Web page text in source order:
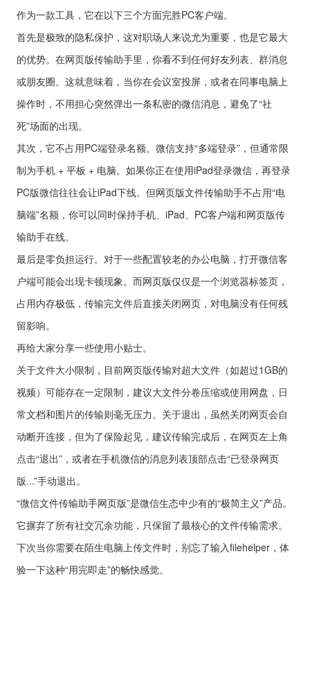
作为一款工具，它在以下三个方面完胜PC客户端。
首先是极致的隐私保护，这对职场人来说尤为重要，也是它最大
的优势。在网页版传输助手里，你看不到任何好友列表、群消息
或朋友圈。这就意味着，当你在会议室投屏，或者在同事电脑上
操作时，不用担心突然弹出一条私密的微信消息，避免了“社
死”场面的出现。
其次，它不占用PC端登录名额。微信支持“多端登录”，但通常限
制为手机 + 平板 + 电脑。如果你正在使用iPad登录微信，再登录
PC版微信往往会让iPad下线。但网页版文件传输助手不占用“电
脑端”名额，你可以同时保持手机、iPad、PC客户端和网页版传
输助手在线。
最后是零负担运行。对于一些配置较老的办公电脑，打开微信客
户端可能会出现卡顿现象。而网页版仅仅是一个浏览器标签页，
占用内存极低，传输完文件后直接关闭网页，对电脑没有任何残
留影响。
再给大家分享一些使用小贴士。
关于文件大小限制，目前网页版传输对超大文件（如超过1GB的
视频）可能存在一定限制，建议大文件分卷压缩或使用网盘，日
常文档和图片的传输则毫无压力。关于退出，虽然关闭网页会自
动断开连接，但为了保险起见，建议传输完成后，在网页左上角
点击“退出”，或者在手机微信的消息列表顶部点击“已登录网页
版...”手动退出。
“微信文件传输助手网页版”是微信生态中少有的“极简主义”产品。
它摒弃了所有社交冗余功能，只保留了最核心的文件传输需求。
下次当你需要在陌生电脑上传文件时，别忘了输入filehelper，体
验一下这种“用完即走”的畅快感觉。